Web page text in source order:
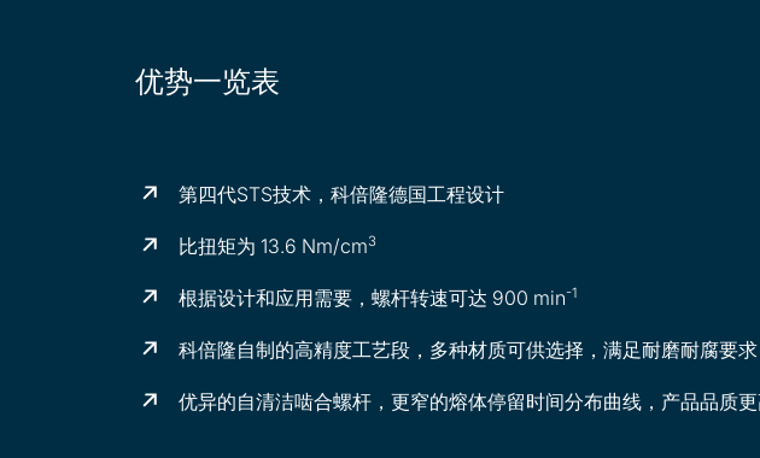
优势一览表
第四代STS技术，科倍隆德国工程设计
比扭矩为 13.6 Nm/cm3
根据设计和应用需要，螺杆转速可达 900 min-1
科倍隆自制的高精度工艺段，多种材质可供选择，满足耐磨耐腐要求
优异的自清洁啮合螺杆，更窄的熔体停留时间分布曲线，产品品质